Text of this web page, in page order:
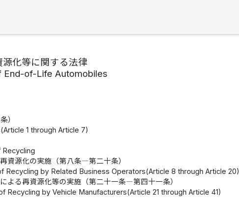
化等に関する法律
End-of-Life Automobiles
）
1 through Article 7)
資源化の実施（第八条―第二十条）
Recycling by Related Business Operators(Article 8 through Article 20)
よる再資源化等の実施（第二十一条―第四十一条）
Recycling by Vehicle Manufacturers(Article 21 through Article 41)